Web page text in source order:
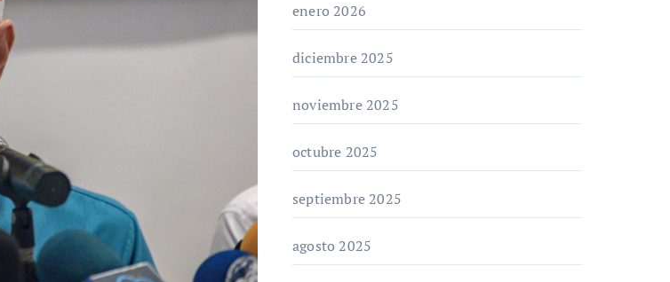
enero 2026
diciembre 2025
noviembre 2025
octubre 2025
septiembre 2025
agosto 2025